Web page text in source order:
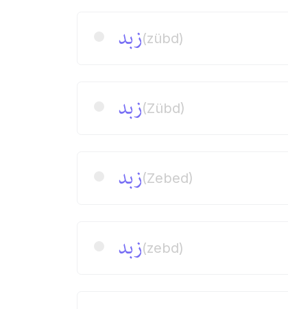
زبد(zübd)
زبد(Zübd)
زبد(Zebed)
زبد(zebd)